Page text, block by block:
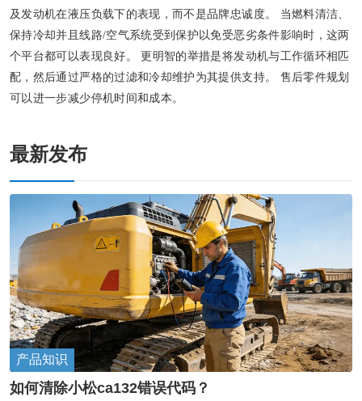
及发动机在液压负载下的表现，而不是品牌忠诚度。 当燃料清洁、
保持冷却并且线路/空气系统受到保护以免受恶劣条件影响时，这两
个平台都可以表现良好。 更明智的举措是将发动机与工作循环相匹
配，然后通过严格的过滤和冷却维护为其提供支持。 售后零件规划
可以进一步减少停机时间和成本。
最新发布
产品知识
如何清除小松ca132错误代码？